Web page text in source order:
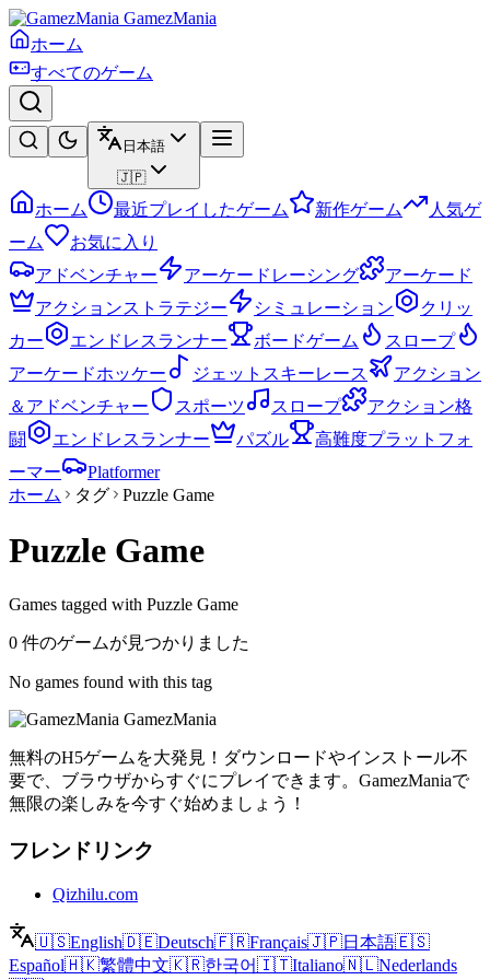
GamezMania
ホーム
すべてのゲーム
日本語
🇯🇵
ホーム 最近プレイしたゲーム 新作ゲーム
人気ゲ
ーム
お気に入り
アドベンチャー
アーケードレーシング
アーケード
アクションストラテジー
シミュレーション
クリッ
カー
エンドレスランナー ボードゲーム
スロープ
アーケードホッケー
ジェットスキーレース
アクション
＆アドベンチャー
スポーツ スロープ
アクション格
闘
エンドレスランナー パズル
高難度プラットフォ
ーマー
Platformer
ホーム
タグ Puzzle Game
Puzzle Game
Games tagged with Puzzle Game
0 件のゲームが見つかりました
No games found with this tag
GamezMania
無料のH5ゲームを大発見！ダウンロードやインストール不
要で、ブラウザからすぐにプレイできます。GamezManiaで
無限の楽しみを今すぐ始めましょう！
フレンドリンク
Qizhilu.com
🇺🇸English🇩🇪Deutsch🇫🇷Français🇯🇵日本語🇪🇸
Español🇭🇰繁體中文🇰🇷한국어🇮🇹Italiano🇳🇱Nederlands